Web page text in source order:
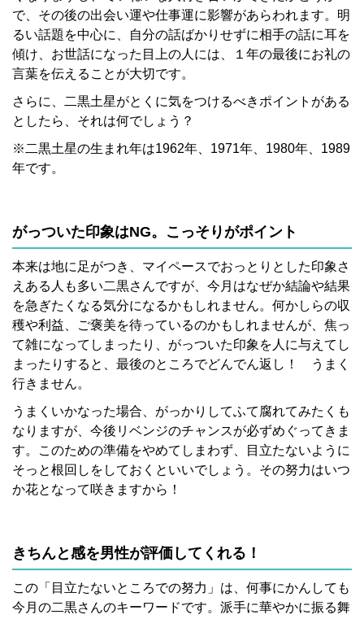
で、その後の出会い運や仕事運に影響があらわれます。明
るい話題を中心に、自分の話ばかりせずに相手の話に耳を
傾け、お世話になった目上の人には、１年の最後にお礼の
言葉を伝えることが大切です。
さらに、二黒土星がとくに気をつけるべきポイントがある
としたら、それは何でしょう？
※二黒土星の生まれ年は1962年、1971年、1980年、1989
年です。
がっついた印象はNG。こっそりがポイント
本来は地に足がつき、マイペースでおっとりとした印象さ
えある人も多い二黒さんですが、今月はなぜか結論や結果
を急ぎたくなる気分になるかもしれません。何かしらの収
穫や利益、ご褒美を待っているのかもしれませんが、焦っ
て雑になってしまったり、がっついた印象を人に与えてし
まったりすると、最後のところでどんでん返し！ うまく
行きません。
うまくいかなった場合、がっかりしてふて腐れてみたくも
なりますが、今後リベンジのチャンスが必ずめぐってきま
す。このための準備をやめてしまわず、目立たないように
そっと根回しをしておくといいでしょう。その努力はいつ
か花となって咲きますから！
きちんと感を男性が評価してくれる！
この「目立たないところでの努力」は、何事にかんしても
今月の二黒さんのキーワードです。派手に華やかに振る舞